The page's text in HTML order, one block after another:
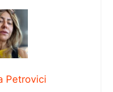
Petrovici